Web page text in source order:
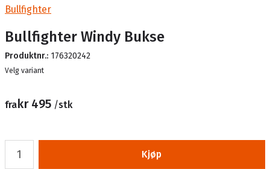
Bullfighter
Bullfighter Windy Bukse
Produktnr.: 176320242
Lager
Velg variant
frakr 495 /stk
Kjøp